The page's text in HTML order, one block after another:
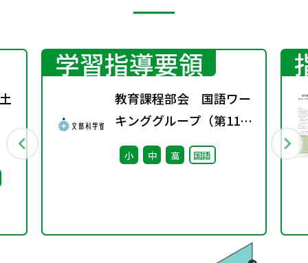
学習指導要領
教育課程部会 国語ワー
キンググループ（第11
回） 配付資料
小 中 高 国語